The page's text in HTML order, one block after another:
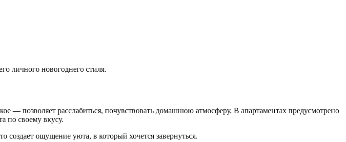
личного новогоднего стиля.
— позволяет расслабиться, почувствовать домашнюю атмосферу. В апартаментах предусмотрено
по своему вкусу.
создает ощущение уюта, в который хочется завернуться.